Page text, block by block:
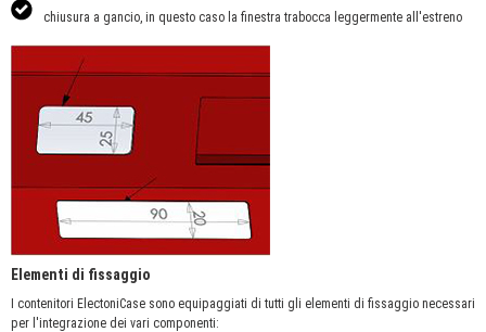
chiusura a gancio, in questo caso la finestra trabocca leggermente all'estreno
Elementi di fissaggio
I contenitori ElectoniCase sono equipaggiati di tutti gli elementi di fissaggio necessari
per l'integrazione dei vari componenti: